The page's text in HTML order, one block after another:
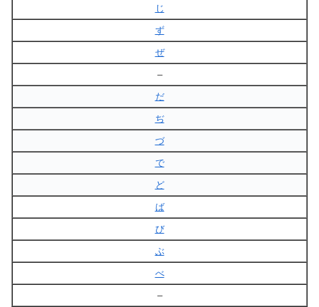
じ
ず
ぜ
–
だ
ぢ
づ
で
ど
ば
び
ぶ
べ
–